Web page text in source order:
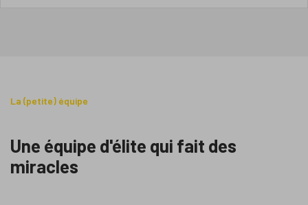
La (petite) équipe
Une équipe d'élite qui fait des
miracles